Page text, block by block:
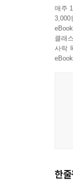
매주
3,000
클래
사락
한